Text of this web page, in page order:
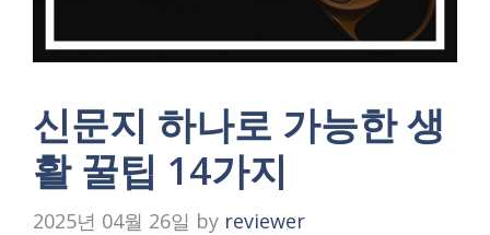
신문지 하나로 가능한 생
활 꿀팁 14가지
2025년 04월 26일 by reviewer